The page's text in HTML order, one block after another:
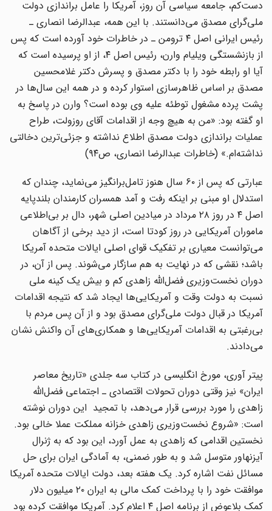
دست‌کم، جامعه سیاسی آن روز، آمریکا را عامل براندازی دولت
ملی‌گرای مصدق می‌دانستند. با این همه، عبدالرضا انصاری ـ
رئیس ایرانی اصل ۴ ترومن ـ در خاطرات خود آورده است که پس
از بازنشستگی ویلیام وارن، رئیس اصل ۴، از او پرسیده است که
آیا او رابطه خود را با دکتر مصدق و پسرش دکتر غلامحسین
مصدق بر اساس ظاهرسازی استوار کرده و در همه این سال‌ها در
پشت پرده مشغول توطئه علیه وی بوده است؟ وارن در پاسخ به
او گفته بود: «من به هیچ وجه از اقدامات آقای روزولت، طراح
عملیات براندازی دولت مصدق اطلاع نداشته و جزئی‌ترین دخالتی
نداشته‌ام.» (خاطرات عبدالرضا انصاری، ص۹۴)
عبارتی که پس از ۶۰ سال هنوز تامل‌برانگیز می‌نماید، چندان که
استدلال او مبنی بر اینکه رفت و آمد همسران کارمندان بلندپایه
اصل ۴ در روز ۲۸ مرداد در میادین اصلی شهر، دال بر بی‌اطلاعی
ماموران آمریکایی در روز کودتا است، از دید برخی از آگاهان
می‌توانست معیاری بر تفکیک قوای اصلی ایالات متحده آمریکا
باشد؛ نقشی که در نهایت به هم سازگار می‌شوند. پس از آن، در
دوران نخست‌وزیری فضل‌الله زاهدی کم و بیش یک کینه ملی
نسبت به دولت وقت و آمریکایی‌ها ایجاد شد که نتیجه اقدامات
آمریکا در قبال دولت ملی‌گرای مصدق بود و از آن پس مردم با
بی‌رغبتی به اقدامات آمریکایی‌ها و همکاری‌های آن واکنش نشان
می‌دادند.
پیتر آوری، مورخ انگلیسی در کتاب سه جلدی «تاریخ معاصر
ایران» نیز وقتی دوران تحولات اقتصادی ـ اجتماعی فضل‌الله
زاهدی را مورد بررسی قرار می‌دهد، با تمجید این دوران نوشته
است: «شروع نخست‌وزیری زاهدی خزانه مملکت عملا خالی بود.
نخستین اقدامی که زاهدی به عمل آورد، این بود که به ژنرال
آیزنهاور متوسل شد و به طور ضمنی، به آمادگی ایران برای حل
مسائل نفت اشاره کرد. یک هفته بعد، دولت ایالات متحده آمریکا
موافقت خود را با پرداخت کمک مالی به ایران ۲۰ میلیون دلار
کمک بلاعوض از برنامه اصل ۴ اعلام کرد. آمریکا موافقت کرده بود